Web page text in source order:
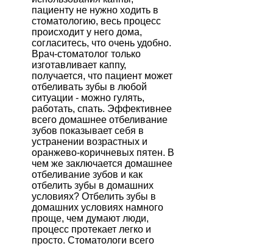
пациенту не нужно ходить в
стоматологию, весь процесс
происходит у него дома,
согласитесь, что очень удобно.
Врач-стоматолог только
изготавливает каппу,
получается, что пациент может
отбеливать зубы в любой
ситуации - можно гулять,
работать, спать. Эффективнее
всего домашнее отбеливание
зубов показывает себя в
устранении возрастных и
оранжево-коричневых пятен. В
чем же заключается домашнее
отбеливание зубов и как
отбелить зубы в домашних
условиях? Отбелить зубы в
домашних условиях намного
проще, чем думают люди,
процесс протекает легко и
просто. Стоматологи всего